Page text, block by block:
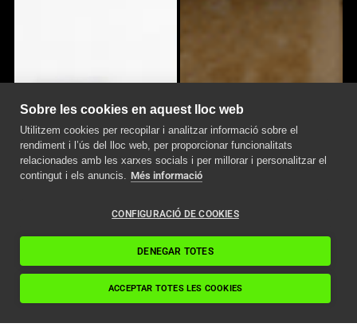
Sobre les cookies en aquest lloc web
Utilitzem cookies per recopilar i analitzar informació sobre el
rendiment i l’ús del lloc web, per proporcionar funcionalitats
relacionades amb les xarxes socials i per millorar i personalitzar el
contingut i els anuncis. Més informació
CONFIGURACIÓ DE COOKIES
DENEGAR TOTES
ACCEPTAR TOTES LES COOKIES